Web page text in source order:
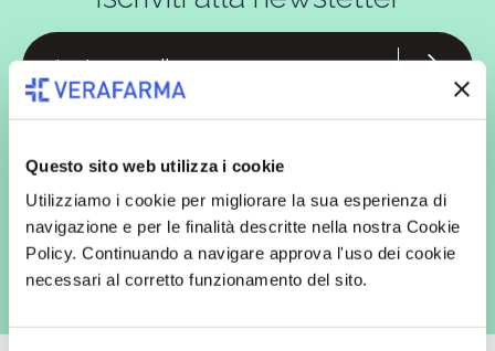
Questo sito web utilizza i cookie
Utilizziamo i cookie per migliorare la sua esperienza di
navigazione e per le finalità descritte nella nostra Cookie
Policy. Continuando a navigare approva l'uso dei cookie
necessari al corretto funzionamento del sito.
commerciali da parte di Verafarma, tra cui invio di comunicazioni
con inviti e comunicazioni commerciali - e modalità tradizionali, quali ad
es. posta cartacea)